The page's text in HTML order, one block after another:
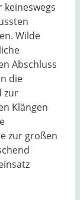
Wilde
Abschluss
die
zur
Klängen
zur großen